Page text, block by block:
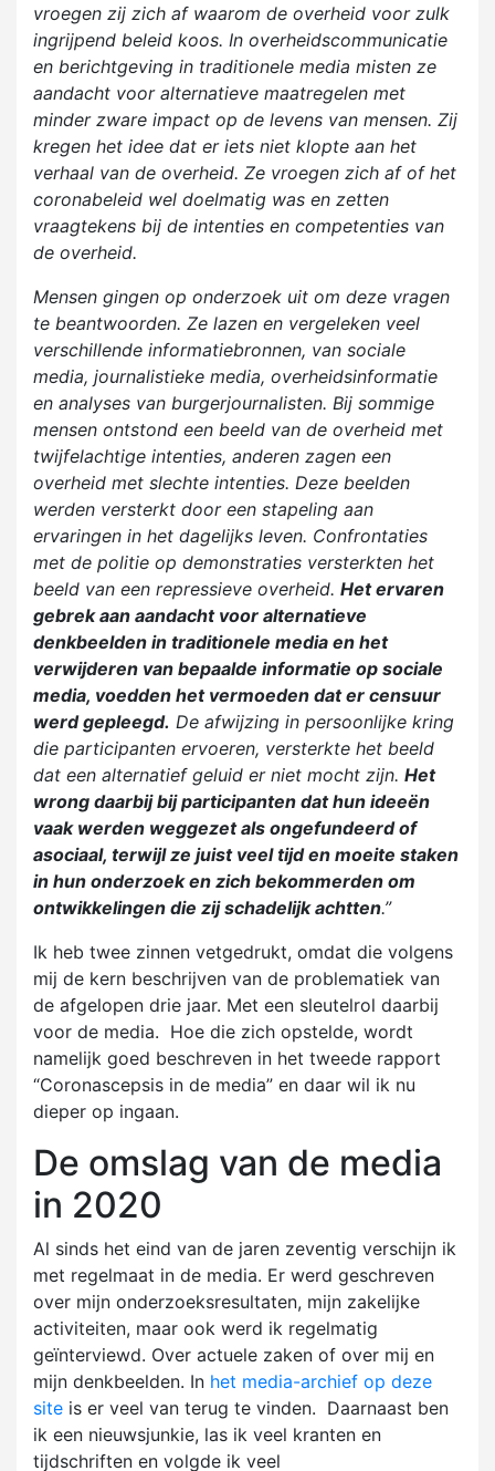
vroegen zij zich af waarom de overheid voor zulk
ingrijpend beleid koos. In overheidscommunicatie
en berichtgeving in traditionele media misten ze
aandacht voor alternatieve maatregelen met
minder zware impact op de levens van mensen. Zij
kregen het idee dat er iets niet klopte aan het
verhaal van de overheid. Ze vroegen zich af of het
coronabeleid wel doelmatig was en zetten
vraagtekens bij de intenties en competenties van
de overheid.
Mensen gingen op onderzoek uit om deze vragen
te beantwoorden. Ze lazen en vergeleken veel
verschillende informatiebronnen, van sociale
media, journalistieke media, overheidsinformatie
en analyses van burgerjournalisten. Bij sommige
mensen ontstond een beeld van de overheid met
twijfelachtige intenties, anderen zagen een
overheid met slechte intenties. Deze beelden
werden versterkt door een stapeling aan
ervaringen in het dagelijks leven. Confrontaties
met de politie op demonstraties versterkten het
beeld van een repressieve overheid. Het ervaren
gebrek aan aandacht voor alternatieve
denkbeelden in traditionele media en het
verwijderen van bepaalde informatie op sociale
media, voedden het vermoeden dat er censuur
werd gepleegd. De afwijzing in persoonlijke kring
die participanten ervoeren, versterkte het beeld
dat een alternatief geluid er niet mocht zijn. Het
wrong daarbij bij participanten dat hun ideeën
vaak werden weggezet als ongefundeerd of
asociaal, terwijl ze juist veel tijd en moeite staken
in hun onderzoek en zich bekommerden om
ontwikkelingen die zij schadelijk achtten.”
Ik heb twee zinnen vetgedrukt, omdat die volgens
mij de kern beschrijven van de problematiek van
de afgelopen drie jaar. Met een sleutelrol daarbij
voor de media. Hoe die zich opstelde, wordt
namelijk goed beschreven in het tweede rapport
“Coronascepsis in de media” en daar wil ik nu
dieper op ingaan.
De omslag van de media
in 2020
Al sinds het eind van de jaren zeventig verschijn ik
met regelmaat in de media. Er werd geschreven
over mijn onderzoeksresultaten, mijn zakelijke
activiteiten, maar ook werd ik regelmatig
geïnterviewd. Over actuele zaken of over mij en
mijn denkbeelden. In het media-archief op deze
site is er veel van terug te vinden. Daarnaast ben
ik een nieuwsjunkie, las ik veel kranten en
tijdschriften en volgde ik veel